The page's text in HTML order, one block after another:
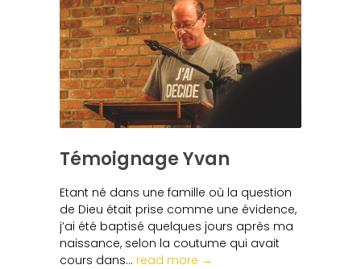
Témoignage Yvan
Etant né dans une famille où la question
de Dieu était prise comme une évidence,
j’ai été baptisé quelques jours après ma
naissance, selon la coutume qui avait
cours dans... read more →